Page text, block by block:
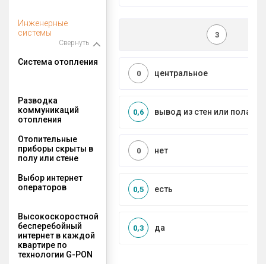
Инженерные
системы
Свернуть
3
Система отопления
центральное
0
Разводка
коммуникаций
отопления
вывод из стен или пола
0,6
Отопительные
приборы скрыты в
полу или стене
нет
0
Выбор интернет
операторов
есть
0,5
Высокоскоростной
бесперебойный
интернет в каждой
квартире по
технологии G-PON
да
0,3